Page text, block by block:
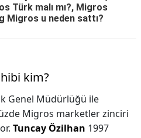
Türk malı mı?, Migros
Migros u neden sattı?
kim?
Genel Müdürlüğü ile
Migros marketler zinciri
Tuncay Özilhan 1997